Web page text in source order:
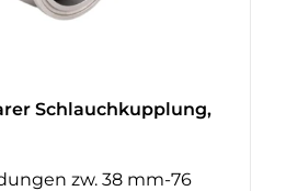
Schlauchkupplung,
zw. 38 mm-76